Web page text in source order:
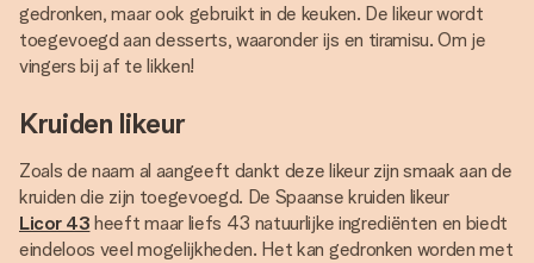
gedronken, maar ook gebruikt in de keuken. De likeur wordt
toegevoegd aan desserts, waaronder ijs en tiramisu. Om je
vingers bij af te likken!
Kruiden likeur
Zoals de naam al aangeeft dankt deze likeur zijn smaak aan de
kruiden die zijn toegevoegd. De Spaanse kruiden likeur
Licor 43 heeft maar liefs 43 natuurlijke ingrediënten en biedt
eindeloos veel mogelijkheden. Het kan gedronken worden met